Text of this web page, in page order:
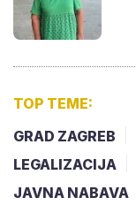
TOP TEME:
GRAD ZAGREB
LEGALIZACIJA
JAVNA NABAVA